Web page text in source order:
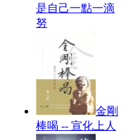
是自己一點一滴
努
金剛
棒喝 -- 宣化上人